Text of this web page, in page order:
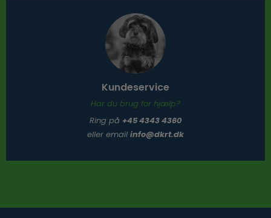
Kundeservice
Har du brug for hjælp?
Ring på +45 4343 4360
eller email info@dkrt.dk